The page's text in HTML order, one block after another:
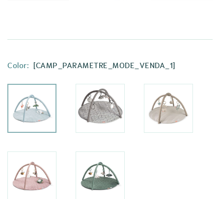
Color: [CAMP_PARAMETRE_MODE_VENDA_1]